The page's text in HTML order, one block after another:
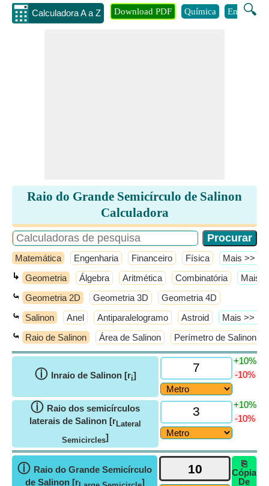
Calculadora A a Z 🔍
Download PDF Química
Raio do Grande Semicírculo de Salinon
Calculadora
Matemática Engenharia Financeiro Física ​Mais >>
↳ Geometria Álgebra Aritmética Combinatória ​Mais
⤿ Geometria 2D Geometria 3D Geometria 4D
⤿ Salinon Anel Antiparalelogramo Astroid ​Mais >>
⤿ Raio de Salinon Área de Salinon Perímetro de Salinon
ⓘ Inraio de Salinon [ri]
+10%
-10%
ⓘ Raio dos semicírculos
laterais de Salinon [rLateral
Semicircles]
+10%
-10%
ⓘ Raio do Grande Semicírculo
de Salinon [r
]
⎘
Cópia
De